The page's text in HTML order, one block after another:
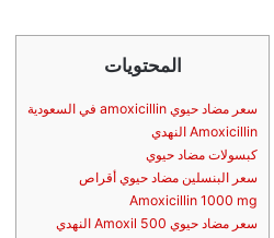
المحتويات
سعر مضاد حيوي amoxicillin في السعودية
Amoxicillin النهدي
كبسولات مضاد حيوي
سعر البنسلين مضاد حيوي أقراص
Amoxicillin 1000 mg
سعر مضاد حيوي Amoxil 500 النهدي